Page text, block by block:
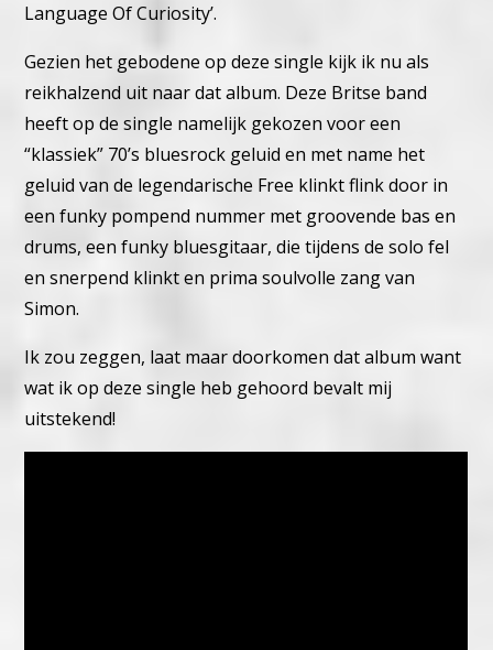
Language Of Curiosity’.
Gezien het gebodene op deze single kijk ik nu als
reikhalzend uit naar dat album. Deze Britse band
heeft op de single namelijk gekozen voor een
“klassiek” 70’s bluesrock geluid en met name het
geluid van de legendarische Free klinkt flink door in
een funky pompend nummer met groovende bas en
drums, een funky bluesgitaar, die tijdens de solo fel
en snerpend klinkt en prima soulvolle zang van
Simon.
Ik zou zeggen, laat maar doorkomen dat album want
wat ik op deze single heb gehoord bevalt mij
uitstekend!